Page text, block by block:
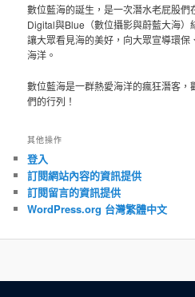
數位藍海的誕生，是一次潛水老屁股
Digital與Blue（數位攝影與蔚藍大海）
讓大眾看見海的美好，向大眾宣導環
海洋。
數位藍海是一群熱愛海洋的瘋狂潛客
們的行列！
其他操作
登入
訂閱網站內容的資訊提供
訂閱留言的資訊提供
WordPress.org 台灣繁體中文